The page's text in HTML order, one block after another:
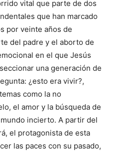
vital que parte de dos
que han marcado
por veinte años de
del padre y el aborto de
en el que Jesús
una generación de
¿esto era vivir?,
como la no
el amor y la búsqueda de
incierto. A partir del
el protagonista de esta
las paces con su pasado,